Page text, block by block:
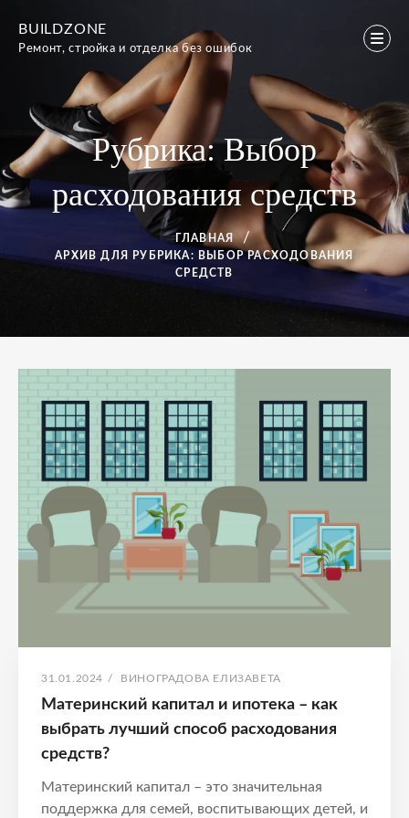
содержимому
BUILDZONE
Ремонт, стройка и отделка без ошибок
Рубрика:Выбор
расходования средств
ГЛАВНАЯ
АРХИВ ДЛЯ
РУБРИКА: ВЫБОР РАСХОДОВАНИЯ
СРЕДСТВ
Рубрика:
Выбор
расходования
средств
ОПУБЛИКОВАНО
31.01.2024 / АВТОР:
ВИНОГРАДОВА ЕЛИЗАВЕТА
Материнский капитал и ипотека – как
выбрать лучший способ расходования
средств?
Материнский капитал – это значительная
поддержка для семей, воспитывающих детей, и